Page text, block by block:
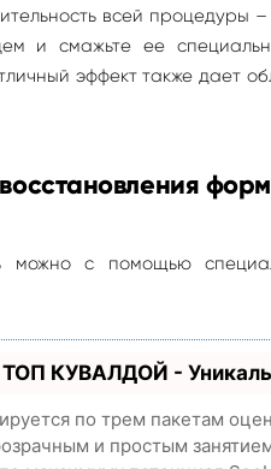
всей процедуры
и смажьте ее
эффект также дает
можно с помощью
КУВАЛДОЙ -
по трем пакетам
и простым